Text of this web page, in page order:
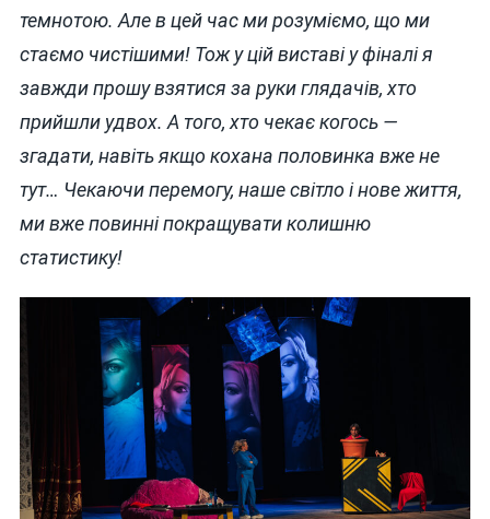
темнотою. Але в цей час ми розуміємо, що ми
стаємо чистішими! Тож у цій виставі у фіналі я
завжди прошу взятися за руки глядачів, хто
прийшли удвох. А того, хто чекає когось —
згадати, навіть якщо кохана половинка вже не
тут… Чекаючи перемогу, наше світло і нове життя,
ми вже повинні покращувати колишню
статистику!